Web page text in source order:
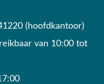
(hoofdkantoor)
van 10:00 tot